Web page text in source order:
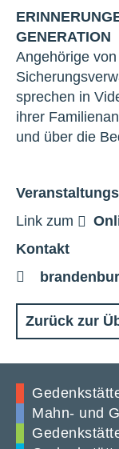
GENERATION
Angehörige
sprechen in
ihrer
und über die
Link zum
Kontakt
E-
Zurück zur
Mahn- und